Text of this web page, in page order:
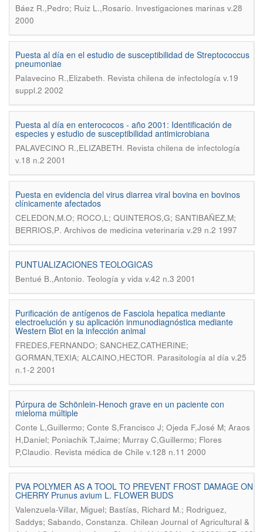
Báez R.,Pedro; Ruiz L.,Rosario. Investigaciones marinas v.28
2000
Puesta al día en el estudio de susceptibilidad de Streptococcus
pneumoniae
Palavecino R.,Elizabeth. Revista chilena de infectología v.19
suppl.2 2002
Puesta al día en enterococos - año 2001: Identificación de
especies y estudio de susceptibilidad antimicrobiana
PALAVECINO R.,ELIZABETH. Revista chilena de infectología
v.18 n.2 2001
Puesta en evidencia del virus diarrea viral bovina en bovinos
clínicamente afectados
CELEDON,M.O; ROCO,L; QUINTEROS,G; SANTIBAÑEZ,M;
BERRIOS,P. Archivos de medicina veterinaria v.29 n.2 1997
PUNTUALIZACIONES TEOLOGICAS
Bentué B.,Antonio. Teología y vida v.42 n.3 2001
Purificación de antígenos de Fasciola hepatica mediante
electroelución y su aplicación inmunodiagnóstica mediante
Western Blot en la infección animal
FREDES,FERNANDO; SANCHEZ,CATHERINE;
GORMAN,TEXIA; ALCAINO,HECTOR. Parasitología al día v.25
n.1-2 2001
Púrpura de Schönlein-Henoch grave en un paciente con
mieloma múltiple
Conte L,Guillermo; Conte S,Francisco J; Ojeda F,José M; Araos
H,Daniel; Poniachik T,Jaime; Murray C,Guillermo; Flores
P,Claudio. Revista médica de Chile v.128 n.11 2000
PVA POLYMER AS A TOOL TO PREVENT FROST DAMAGE ON
CHERRY Prunus avium L. FLOWER BUDS
Valenzuela-Villar, Miguel; Bastías, Richard M.; Rodriguez,
Saddys; Sabando, Constanza. Chilean Journal of Agricultural &